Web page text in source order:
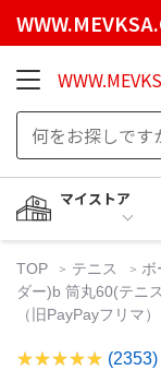
マイストア
TOP テニス ボ
ダー)b 筒丸60(テニ
（旧PayPayフリマ）
(2353)